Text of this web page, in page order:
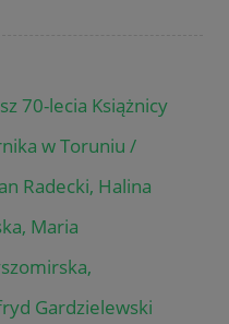
70-lecia Książnicy
w Toruniu /
Radecki, Halina
Maria
Gardzielewski